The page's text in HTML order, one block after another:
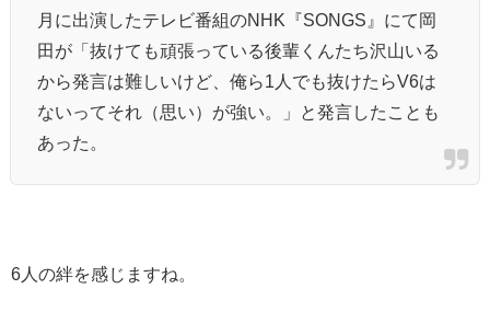
月に出演したテレビ番組のNHK『SONGS』にて岡
田が「抜けても頑張っている後輩くんたち沢山いる
から発言は難しいけど、俺ら1人でも抜けたらV6は
ないってそれ（思い）が強い。」と発言したことも
あった。
6人の絆を感じますね。